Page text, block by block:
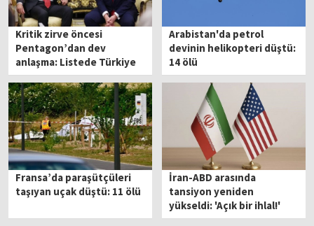
Kritik zirve öncesi
Pentagon’dan dev
anlaşma: Listede Türkiye
de var
Arabistan'da petrol
devinin helikopteri düştü:
14 ölü
Fransa’da paraşütçüleri
taşıyan uçak düştü: 11 ölü
İran-ABD arasında
tansiyon yeniden
yükseldi: 'Açık bir ihlal!'